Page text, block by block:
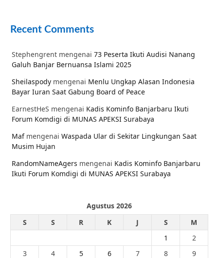
Recent Comments
Stephengrent mengenai 73 Peserta Ikuti Audisi Nanang
Galuh Banjar Bernuansa Islami 2025
Sheilaspody mengenai Menlu Ungkap Alasan Indonesia
Bayar Iuran Saat Gabung Board of Peace
EarnestHeS mengenai Kadis Kominfo Banjarbaru Ikuti
Forum Komdigi di MUNAS APEKSI Surabaya
Mafmengenai Waspada Ular di Sekitar Lingkungan Saat
Musim Hujan
RandomNameAgers mengenai Kadis Kominfo Banjarbaru
Ikuti Forum Komdigi di MUNAS APEKSI Surabaya
Agustus 2026
S
S R K J S
M
1
2
3
4 5 6 7 8 9